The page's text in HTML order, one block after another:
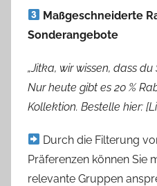
Maßgeschneiderte
Sonderangebote
„Jitka, wir wissen, dass
Nur heute gibt es 20 %
Kollektion. Bestelle hier:
Durch die Filterung
Präferenzen können Sie
relevante Gruppen